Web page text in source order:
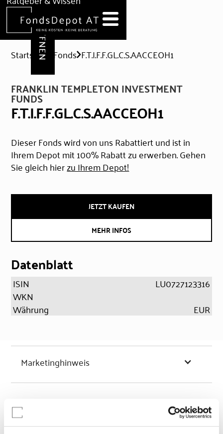
Hilfe & Formulare
DEPOT ERÖFFNEN
Startseite Fonds F.T.I.F.F.GL.C.S.AACCEOH1
FRANKLIN TEMPLETON INVESTMENT
FUNDS
F.T.I.F.F.GL.C.S.AACCEOH1
Dieser Fonds wird von uns Rabattiert und ist in
Ihrem Depot mit 100% Rabatt zu erwerben. Gehen
Sie gleich hierzu Ihrem Depot!
JETZT KAUFEN
MEHR INFOS
Datenblatt
ISIN
LU0727123316
WKN
Währung
EUR
Marketinghinweis
Chancen & Risiken